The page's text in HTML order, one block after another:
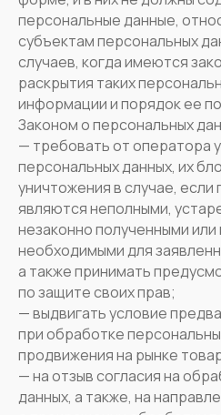
персональные данные,
субъектам персональных
случаев, когда имеются
раскрытия таких
информации и порядок ее
Законом о персональных
— требовать от оператора
персональных данных, их
уничтожения в случае,
являются неполными,
незаконно полученными
необходимыми для
а также принимать
по защите своих прав;
— выдвигать условие
при обработке
продвижения на рынке
— на отзыв согласия на
данных, а также, на